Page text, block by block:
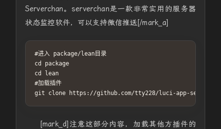
Serverchan。serverchan是一款非常实用的服务器
状态监控软件，可以支持微信推送[/mark_a]
#进入 package/lean目录
cd package
cd lean
#加载插件
git clone https://github.com/tty228/luci-app-
[mark_d]注意这部分内容，加载其他方插件的